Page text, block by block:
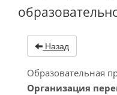
Назад
Образовательная
Организация